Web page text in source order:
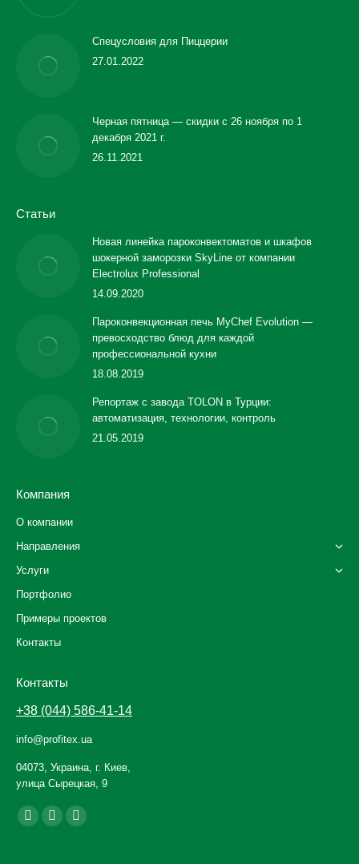
Спецусловия для Пиццерии
27.01.2022
Черная пятница — скидки с 26 ноября по 1
декабря 2021 г.
26.11.2021
Статьи
Новая линейка пароконвектоматов и шкафов
шокерной заморозки SkyLine от компании
Electrolux Professional
14.09.2020
Пароконвекционная печь MyChef Evolution —
превосходство блюд для каждой
профессиональной кухни
18.08.2019
Репортаж с завода TOLON в Турции:
автоматизация, технологии, контроль
21.05.2019
Компания
О компании
Направления
Услуги
Портфолио
Примеры проектов
Контакты
Контакты
+38 (044) 586-41-14
info@profitex.ua
04073, Украина, г. Киев,
улица Сырецкая, 9
Ищите нас:
Facebook
YouTubeInstagram